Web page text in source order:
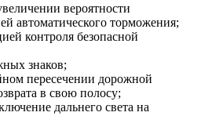
вероятности
автоматического торможения;
контроля безопасной
знаков;
пересечении дорожной
в свою полосу;
дальнего света на